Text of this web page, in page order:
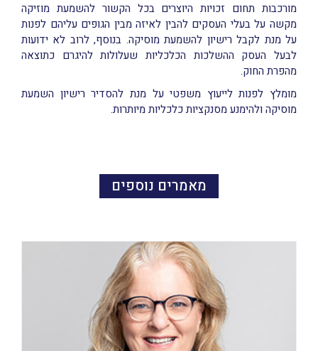
מורכבות תחום זכויות היוצרים בכל הקשור להשמעת מוזיקה
מקשה על בעלי העסקים להבין לאיזה מבין הגופים עליהם לפנות
על מנת לקבל רישיון להשמעת מוסיקה. בנוסף, לרוב לא ידועות
לבעל העסק ההשלכות הכלכליות שעלולות להיגרם כתוצאה
מהפרת החוק.
מומלץ לפנות לייעוץ משפטי על מנת להסדיר רישיון השמעת
מוסיקה ולהימנע מסנקציות כלכליות מיותרות.
מאמרים נוספים